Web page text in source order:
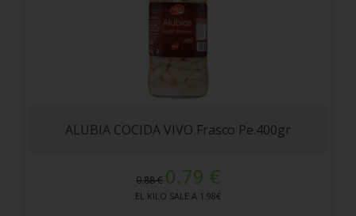
ALUBIA COCIDA VIVO Frasco Pe.400gr
0.88 € 0.79 €
EL KILO SALE A 1.98€